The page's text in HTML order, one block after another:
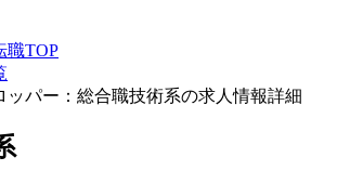
職TOP
ッパー：総合職技術系の求人情報詳細